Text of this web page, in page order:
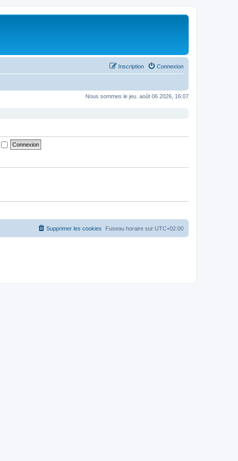
Connexion
Inscription
Nous sommes le jeu. août 06 2026, 16:07
Fuseau horaire sur UTC+02:00
Supprimer les cookies